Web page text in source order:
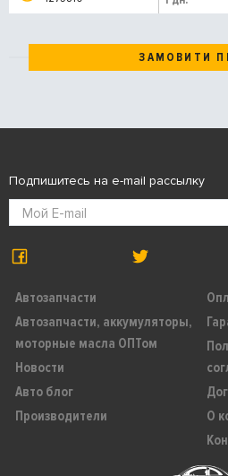
ЗАМОВИТИ
Автозапчасти
Автозапчасти, аккумуляторы,
моторные масла ОПТом
Новости
Авто блог
Производители
О
Подпишитесь на e-mail рассылку